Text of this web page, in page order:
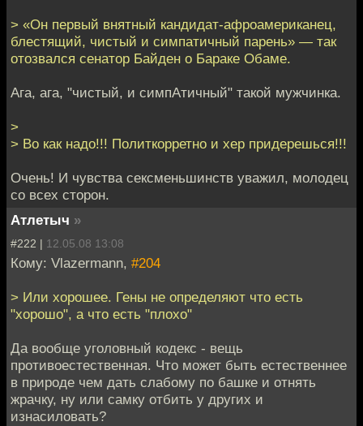
> «Он первый внятный кандидат-афроамериканец,
блестящий, чистый и симпатичный парень» — так
отозвался сенатор Байден о Бараке Обаме.
Ага, ага, "чистый, и симпАтичный" такой мужчинка.
>
> Во как надо!!! Политкорретно и хер придерешься!!!
Очень! И чувства сексменьшинств уважил, молодец
со всех сторон.
Атлетыч »
#222 | 12.05.08 13:08
Кому: Vlazermann, #204
> Или хорошее. Гены не определяют что есть
"хорошо", а что есть "плохо"
Да вообще уголовный кодекс - вещь
противоестественная. Что может быть естественнее
в природе чем дать слабому по башке и отнять
жрачку, ну или самку отбить у других и
изнасиловать?